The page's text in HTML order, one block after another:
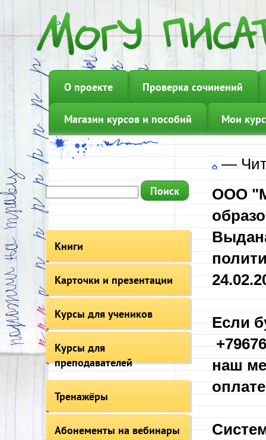
О проекте Проверка сочинений
Магазин курсов и пособий Мои
Книги
Карточки и презентации
Курсы для учеников
Курсы для
преподавателей
Тренажёры
Абонементы на вебинары
—
ООО
Если
наш